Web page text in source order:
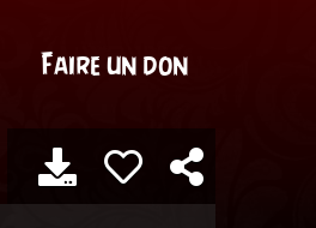
Faire un don